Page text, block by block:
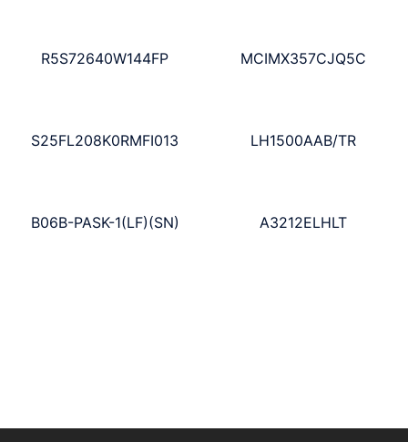
R5S72640W144FP MCIMX357CJQ5C
S25FL208K0RMFI013 LH1500AAB/TR
B06B-PASK-1(LF)(SN) A3212ELHLT